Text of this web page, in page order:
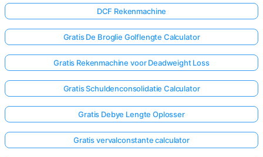
DCF Rekenmachine
Gratis De Broglie Golflengte Calculator
Gratis Rekenmachine voor Deadweight Loss
Gratis Schuldenconsolidatie Calculator
Gratis Debye Lengte Oplosser
Gratis vervalconstante calculator